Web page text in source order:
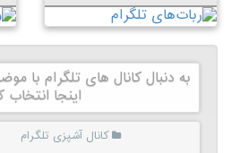
به دنبال کانال های تلگرام با
اینجا انتخاب
کانال آشپزی تلگرام